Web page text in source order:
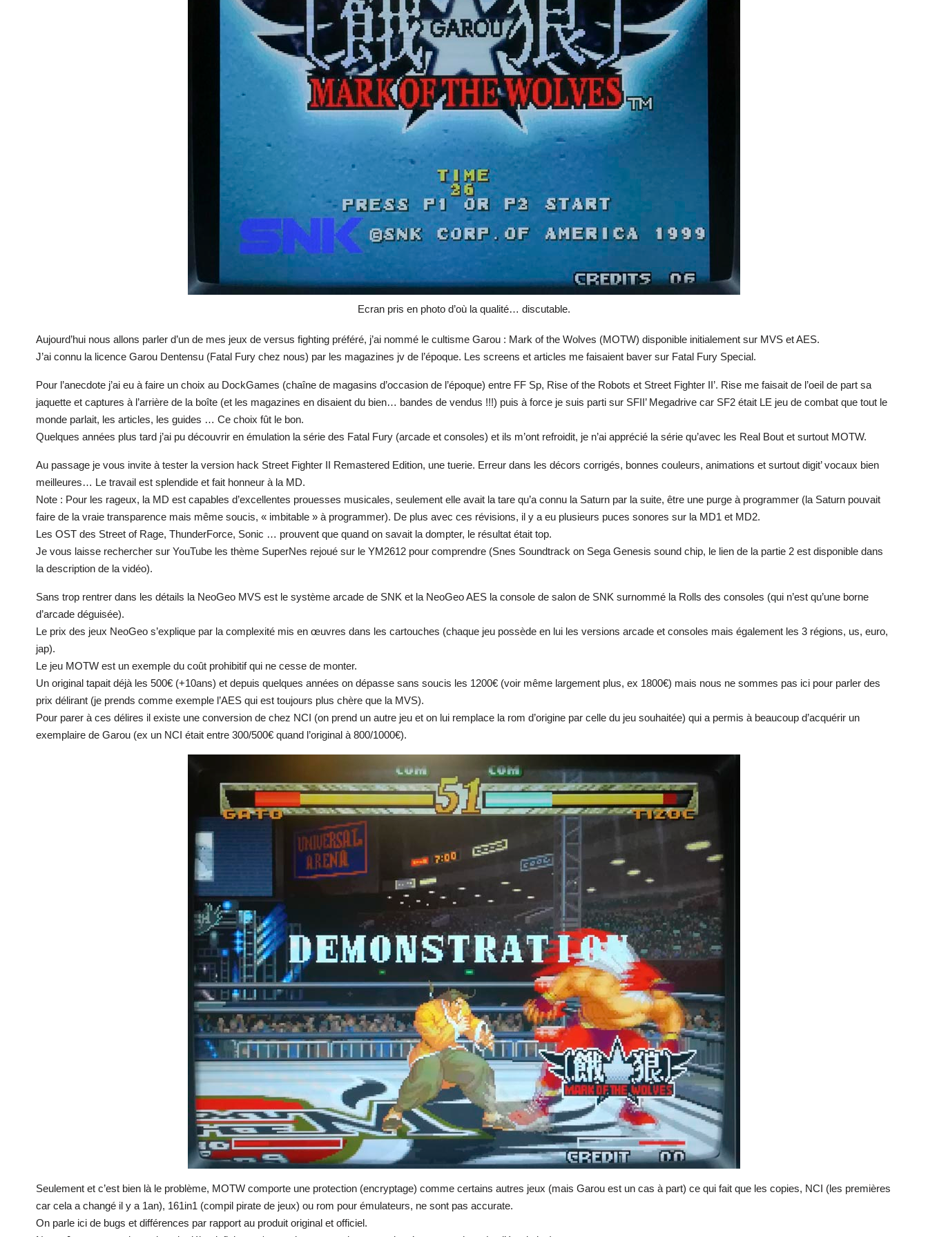
Ecran pris en photo d’où la qualité… discutable.
Aujourd’hui nous allons parler d’un de mes jeux de versus fighting préféré, j’ai nommé le cultisme Garou : Mark of the Wolves (MOTW) disponible initialement sur MVS et AES.
J’ai connu la licence Garou Dentensu (Fatal Fury chez nous) par les magazines jv de l’époque. Les screens et articles me faisaient baver sur Fatal Fury Special.
Pour l’anecdote j’ai eu à faire un choix au DockGames (chaîne de magasins d’occasion de l’époque) entre FF Sp, Rise of the Robots et Street Fighter II’. Rise me faisait de l’oeil de part sa
jaquette et captures à l’arrière de la boîte (et les magazines en disaient du bien… bandes de vendus !!!) puis à force je suis parti sur SFII’ Megadrive car SF2 était LE jeu de combat que tout le
monde parlait, les articles, les guides … Ce choix fût le bon.
Quelques années plus tard j’ai pu découvrir en émulation la série des Fatal Fury (arcade et consoles) et ils m’ont refroidit, je n’ai apprécié la série qu’avec les Real Bout et surtout MOTW.
Au passage je vous invite à tester la version hack Street Fighter II Remastered Edition, une tuerie. Erreur dans les décors corrigés, bonnes couleurs, animations et surtout digit’ vocaux bien
meilleures… Le travail est splendide et fait honneur à la MD.
Note : Pour les rageux, la MD est capables d’excellentes prouesses musicales, seulement elle avait la tare qu’a connu la Saturn par la suite, être une purge à programmer (la Saturn pouvait
faire de la vraie transparence mais même soucis, « imbitable » à programmer). De plus avec ces révisions, il y a eu plusieurs puces sonores sur la MD1 et MD2.
Les OST des Street of Rage, ThunderForce, Sonic … prouvent que quand on savait la dompter, le résultat était top.
Je vous laisse rechercher sur YouTube les thème SuperNes rejoué sur le YM2612 pour comprendre (Snes Soundtrack on Sega Genesis sound chip, le lien de la partie 2 est disponible dans
la description de la vidéo).
Sans trop rentrer dans les détails la NeoGeo MVS est le système arcade de SNK et la NeoGeo AES la console de salon de SNK surnommé la Rolls des consoles (qui n’est qu’une borne
d’arcade déguisée).
Le prix des jeux NeoGeo s’explique par la complexité mis en œuvres dans les cartouches (chaque jeu possède en lui les versions arcade et consoles mais également les 3 régions, us, euro,
jap).
Le jeu MOTW est un exemple du coût prohibitif qui ne cesse de monter.
Un original tapait déjà les 500€ (+10ans) et depuis quelques années on dépasse sans soucis les 1200€ (voir même largement plus, ex 1800€) mais nous ne sommes pas ici pour parler des
prix délirant (je prends comme exemple l’AES qui est toujours plus chère que la MVS).
Pour parer à ces délires il existe une conversion de chez NCI (on prend un autre jeu et on lui remplace la rom d’origine par celle du jeu souhaitée) qui a permis à beaucoup d’acquérir un
exemplaire de Garou (ex un NCI était entre 300/500€ quand l’original à 800/1000€).
Seulement et c’est bien là le problème, MOTW comporte une protection (encryptage) comme certains autres jeux (mais Garou est un cas à part) ce qui fait que les copies, NCI (les premières
car cela a changé il y a 1an), 161in1 (compil pirate de jeux) ou rom pour émulateurs, ne sont pas accurate.
On parle ici de bugs et différences par rapport au produit original et officiel.